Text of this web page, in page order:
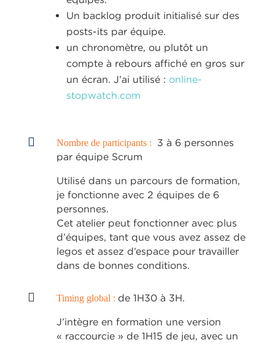
Un backlog produit initialisé sur des
posts-its par équipe.
un chronomètre, ou plutôt un
compte à rebours affiché en gros sur
un écran. J’ai utilisé : online-
stopwatch.com
 Nombre de participants :
3 à 6 personnes
par équipe Scrum
Utilisé dans un parcours de formation,
je fonctionne avec 2 équipes de 6
personnes.
Cet atelier peut fonctionner avec plus
d’équipes, tant que vous avez assez de
legos et assez d’espace pour travailler
dans de bonnes conditions.
 Timing global : de 1H30 à 3H.
J’intègre en formation une version
« raccourcie » de 1H15 de jeu, avec un